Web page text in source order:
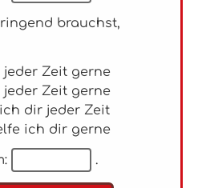
brauchst,
Zeit gerne
Zeit gerne
dir jeder Zeit
ich dir gerne
.